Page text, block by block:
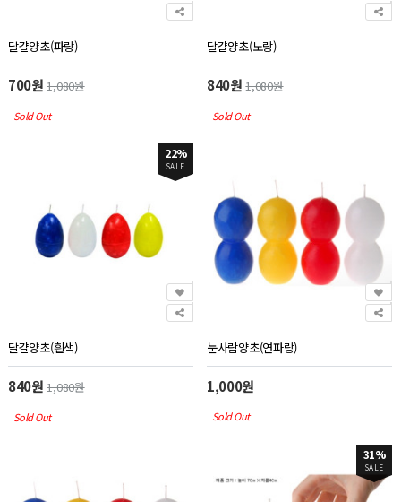
달걀양초(파랑)
700원1,080원
Sold Out
달걀양초(노랑)
840원1,080원
Sold Out
22%
SALE
달걀양초(흰색)
840원1,080원
Sold Out
눈사람양초(연파랑)
1,000원
Sold Out
31%
SALE